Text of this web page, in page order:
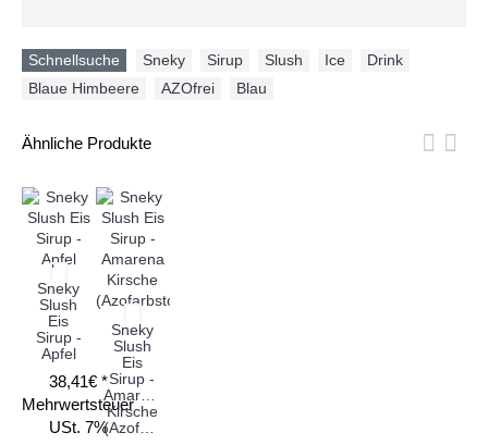
Schnellsuche Sneky Sirup Slush Ice Drink
Blaue Himbeere
AZOfrei Blau
Ähnliche Produkte
Sneky
Slush
Eis
Sirup -
Apfel
38,41€ *
Mehrwertsteuer
USt. 7%
Sneky
Slush
Eis
Sirup -
Amarena
Kirsche
(Azofarbstoff)